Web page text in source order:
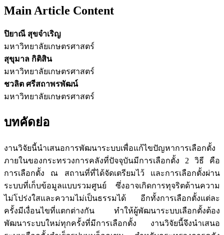
Main Article Content
ปิยาณี สุขจำเริญ
มหาวิทยาลัยเกษตรศาสตร์
สุขุมาล กิติสิน
มหาวิทยาลัยเกษตรศาสตร์
ชวลิต ศรีสถาพรพัฒน์
มหาวิทยาลัยเกษตรศาสตร์
บทคัดย่อ
งานวิจัยนี้นำเสนอการพัฒนาระบบเพื่อแก้ไขปัญหาการเลือกตั้ง
ภายในของกระทรวงการคลังที่ปัจจุบันมีการเลือกตั้ง 2 วิธี คือ
การเลือกตั้ง ณ สถานที่ที่ได้จัดเตรียมไว้ และการเลือกตั้งผ่าน
ระบบที่เก็บข้อมูลแบบรวมศูนย์ ซึ่งอาจเกิดการทุจริตด้านความ
ไม่โปร่งใสและความไม่เป็นธรรมได้ อีกทั้งการเลือกตั้งแต่ละ
ครั้งมีเงื่อนไขที่แตกต่างกัน ทำให้ผู้พัฒนาระบบเลือกตั้งต้อง
พัฒนาระบบใหม่ทุกครั้งที่มีการเลือกตั้ง งานวิจัยนี้จึงนำเสนอ